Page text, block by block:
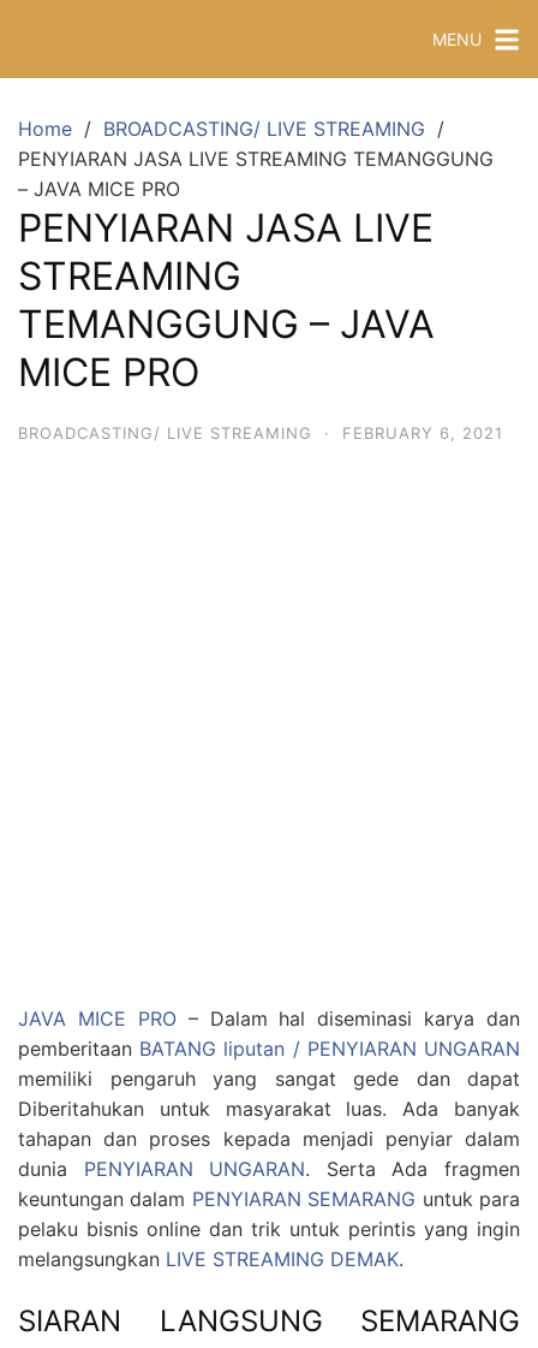
MENU
Home
BROADCASTING/ LIVE STREAMING
PENYIARAN JASA LIVE STREAMING TEMANGGUNG
– JAVA MICE PRO
PENYIARAN JASA LIVE
STREAMING
TEMANGGUNG – JAVA
MICE PRO
BROADCASTING/ LIVE STREAMING · FEBRUARY 6, 2021
JAVA MICE PRO– Dalam hal diseminasi karya dan
pemberitaan BATANG liputan / PENYIARAN UNGARAN
memiliki pengaruh yang sangat gede dan dapat
Diberitahukan untuk masyarakat luas. Ada banyak
tahapan dan proses kepada menjadi penyiar dalam
dunia PENYIARAN UNGARAN. Serta Ada fragmen
keuntungan dalam PENYIARAN SEMARANG untuk para
pelaku bisnis online dan trik untuk perintis yang ingin
melangsungkan LIVE STREAMING DEMAK.
SIARAN LANGSUNG SEMARANG